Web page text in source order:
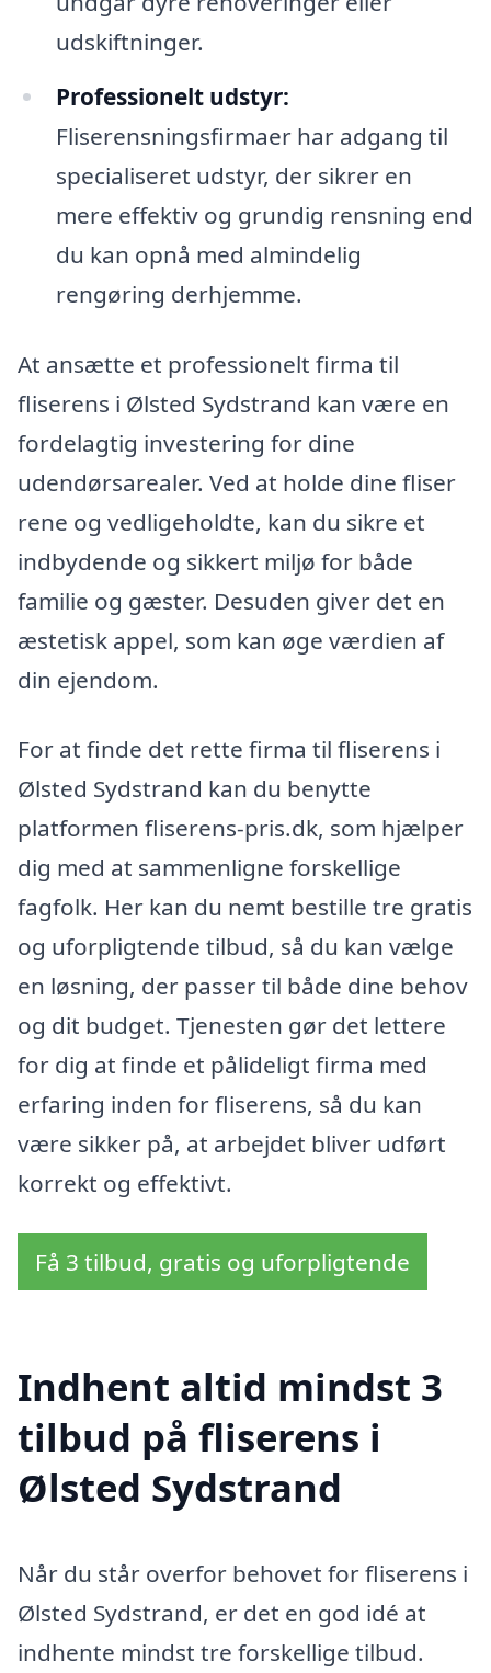
udskiftninger.
Professionelt udstyr:
Fliserensningsfirmaer har adgang til
specialiseret udstyr, der sikrer en
mere effektiv og grundig rensning end
du kan opnå med almindelig
rengøring derhjemme.
At ansætte et professionelt firma til
fliserens i Ølsted Sydstrand kan være en
fordelagtig investering for dine
udendørsarealer. Ved at holde dine fliser
rene og vedligeholdte, kan du sikre et
indbydende og sikkert miljø for både
familie og gæster. Desuden giver det en
æstetisk appel, som kan øge værdien af
din ejendom.
For at finde det rette firma til fliserens i
Ølsted Sydstrand kan du benytte
platformen fliserens-pris.dk, som hjælper
dig med at sammenligne forskellige
fagfolk. Her kan du nemt bestille tre gratis
og uforpligtende tilbud, så du kan vælge
en løsning, der passer til både dine behov
og dit budget. Tjenesten gør det lettere
for dig at finde et pålideligt firma med
erfaring inden for fliserens, så du kan
være sikker på, at arbejdet bliver udført
korrekt og effektivt.
Få 3 tilbud, gratis og uforpligtende
Indhent altid mindst 3
tilbud på fliserens i
Ølsted Sydstrand
Når du står overfor behovet for fliserens i
Ølsted Sydstrand, er det en god idé at
indhente mindst tre forskellige tilbud.